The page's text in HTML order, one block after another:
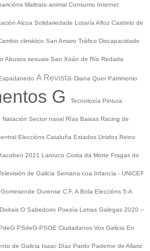
Maltrato animal Consumo Internet
Alcoa Solidariedade Lotaría Alfoz Castrelo de
climático San Amaro Tráfico Discapacidade
Abusos sexuais San Xoán de Río Redada
A Revista Diana Quer Patrimonio
G Tecnoloxía Pintura
Natación Sector naval Rías Baixas Racing de
Eleccións Cataluña Estados Unidos Reino
2021 Larouco Costa da Morte Fragas do
de Galicia Semana coa Infancia - UNICEF
Gomesende Ourense C.F. A Bola Eleccións 5-A
O Sabedoiro Poesía Letras Galegas 2020 --
PSdeG-PSOE Ciudadanos Vox Galicia En
de Galicia Isaac Díaz Pardo Paderne de Allariz